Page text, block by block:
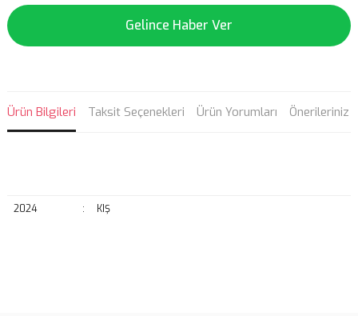
Gelince Haber Ver
Ürün Bilgileri Taksit Seçenekleri Ürün Yorumları Önerileriniz
2024 : KIŞ